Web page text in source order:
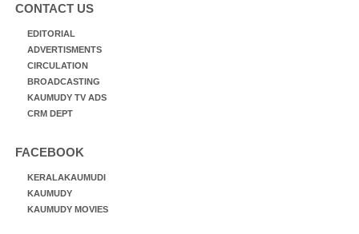
CONTACT US
EDITORIAL
ADVERTISMENTS
CIRCULATION
BROADCASTING
KAUMUDY TV ADS
CRM DEPT
FACEBOOK
KERALAKAUMUDI
KAUMUDY
KAUMUDY MOVIES